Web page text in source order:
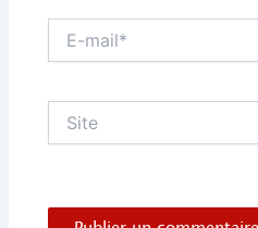
mail*